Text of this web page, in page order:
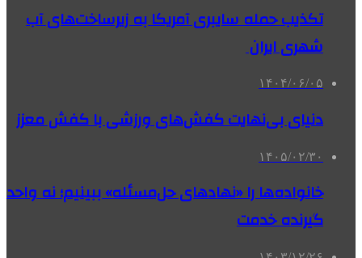
تکذیب حمله سایبری آمریکا به زیرساخت‌های آب
شهری ایران
۱۴۰۴/۰۶/۰۵
دنیای بی‌نهایت کفش‌های ورزشی با کفش معزز
۱۴۰۵/۰۲/۳۰
خانواده‌ها را «نهادهای حل‌مسئله» ببینیم؛ نه واحد
گیرنده خدمت